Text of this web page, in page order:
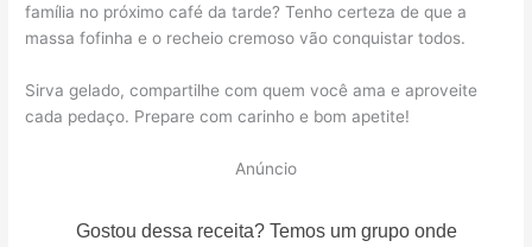
família no próximo café da tarde? Tenho certeza de que a
massa fofinha e o recheio cremoso vão conquistar todos.
Sirva gelado, compartilhe com quem você ama e aproveite
cada pedaço. Prepare com carinho e bom apetite!
Anúncio
Gostou dessa receita? Temos um grupo onde